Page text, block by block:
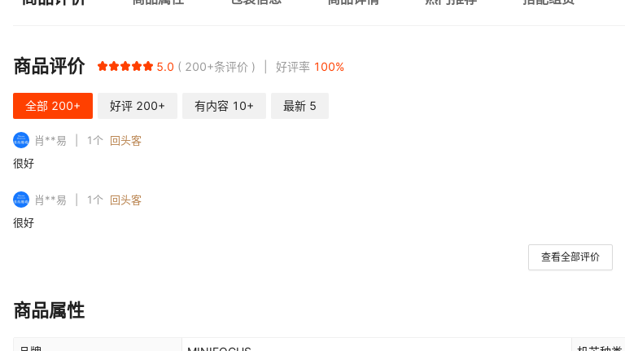
商品评价 5.0 200+条评价 好评率 100%
全部 200+ 好评 200+ 有内容 10+ 最新 5
肖**易 1个 回头客
很好
肖**易 1个 回头客
很好
查看全部评价
商品属性